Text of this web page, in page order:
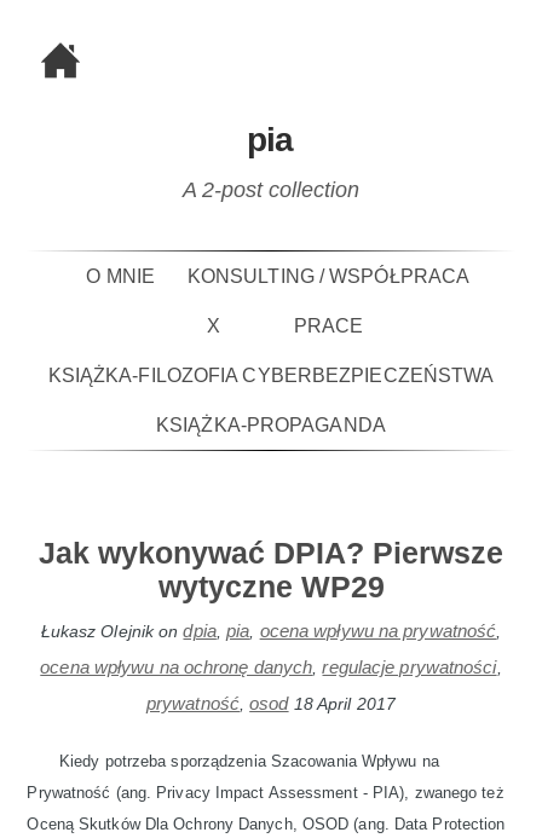
pia
A 2-post collection
O MNIE KONSULTING / WSPÓŁPRACA
X PRACE
KSIĄŻKA-FILOZOFIA CYBERBEZPIECZEŃSTWA
KSIĄŻKA-PROPAGANDA
Jak wykonywać DPIA? Pierwsze
wytyczne WP29
Łukasz Olejnikondpia,pia ocena wpływu na prywatność
ocena wpływu na ochronę danych ,regulacje prywatności,
prywatność,osod 18 April 2017
Kiedy potrzeba sporządzenia Szacowania Wpływu na
Prywatność (ang. Privacy Impact Assessment - PIA), zwanego też
Oceną Skutków Dla Ochrony Danych, OSOD (ang. Data Protection